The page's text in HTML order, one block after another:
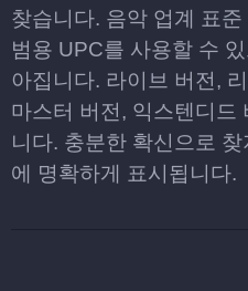
찾습니다. 음악 업계 표
범용 UPC를 사용할 수
아집니다. 라이브 버전,
마스터 버전, 익스텐디드
니다. 충분한 확신으로
에 명확하게 표시됩니다.